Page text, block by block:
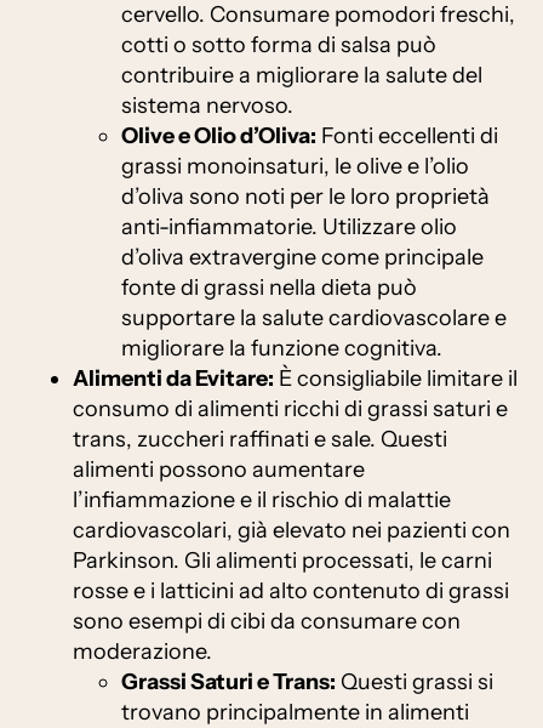
cervello. Consumare pomodori freschi,
cotti o sotto forma di salsa può
contribuire a migliorare la salute del
sistema nervoso.
Olive e Olio d’Oliva: Fonti eccellenti di
grassi monoinsaturi, le olive e l’olio
d’oliva sono noti per le loro proprietà
anti-infiammatorie. Utilizzare olio
d’oliva extravergine come principale
fonte di grassi nella dieta può
supportare la salute cardiovascolare e
migliorare la funzione cognitiva.
Alimenti da Evitare: È consigliabile limitare il
consumo di alimenti ricchi di grassi saturi e
trans, zuccheri raffinati e sale. Questi
alimenti possono aumentare
l’infiammazione e il rischio di malattie
cardiovascolari, già elevato nei pazienti con
Parkinson. Gli alimenti processati, le carni
rosse e i latticini ad alto contenuto di grassi
sono esempi di cibi da consumare con
moderazione.
Grassi Saturi e Trans: Questi grassi si
trovano principalmente in alimenti